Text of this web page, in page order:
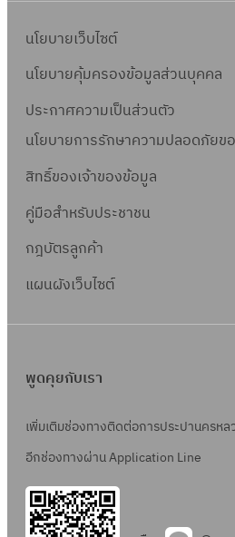
นโยบายเว็บไซต์
นโยบายคุ้มครองข้อมูลส่วนบุคคล
ประกาศความเป็นส่วนตัว
นโยบายการรักษาความปลอดภัยข
สิทธิ์ของเจ้าของข้อมูล
คู่มือสำหรับประชาชน
กฎบัตรลูกค้า
แผนผังเว็บไซต์
พูดคุยกับเรา
เพิ่มเติมช่องทางติดต่อการประปานครหล
อีกช่องทางผ่าน Application Line